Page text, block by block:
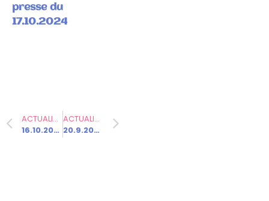
presse du
17.10.2024
ACTUALITÉ PRÉCÉDENTE
16.10.2024 – Il y a 4 ans, l’horreur frappait un professeur : Samuel Paty était victime du terrorisme islamiste.
ACTUALITÉ SUIVANTE
20.9.2024 – Conseil fédéral